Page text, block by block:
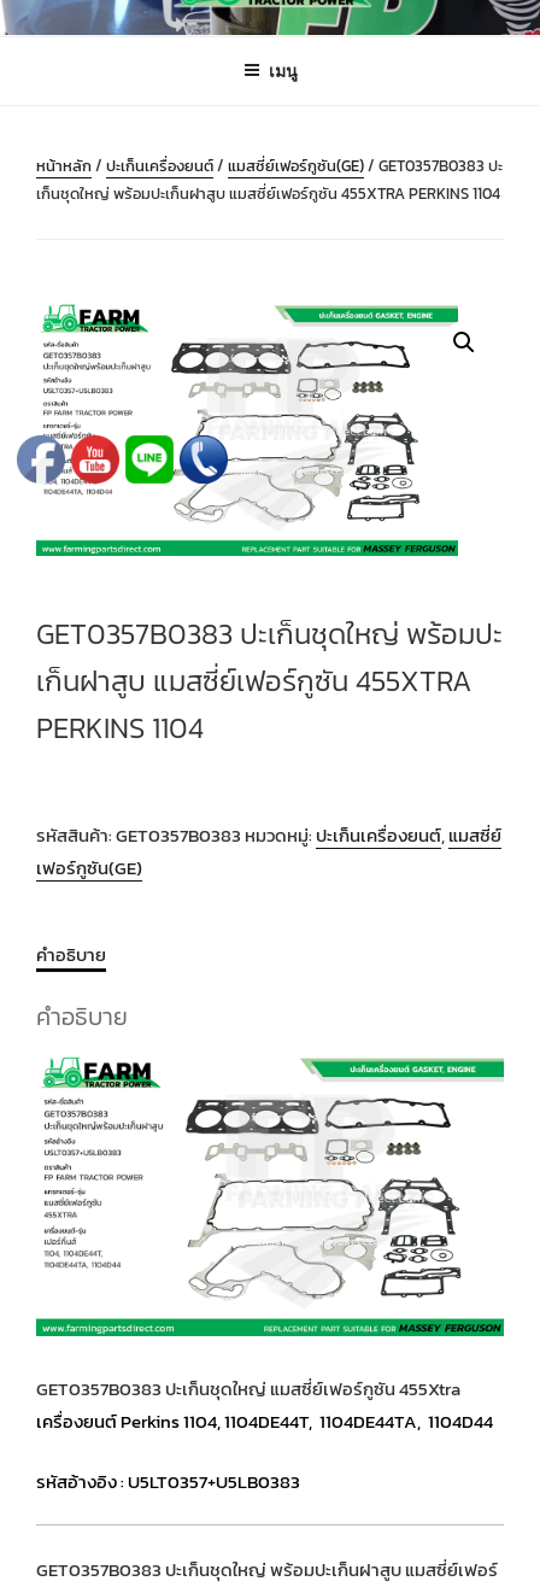
ข้ามFARMING PARTS DIRECT
ฟาร์มมิ่งพาร์ทไดเร็ค อะไหล่ รถไถ แทรกเตอร์ เครื่องมือจักรกลเกษตร จัดส่ง
เมนู
หน้าหลัก/ ปะเก็นเครื่องยนต์/ แมสซี่ย์เฟอร์กูซัน(GE)/ GET0357B0383 ปะ
เก็นชุดใหญ่ พร้อมปะเก็นฝาสูบ แมสซี่ย์เฟอร์กูซัน 455XTRA PERKINS 1104
GET0357B0383 ปะเก็นชุดใหญ่ พร้อมปะ
เก็นฝาสูบ แมสซี่ย์เฟอร์กูซัน 455XTRA
PERKINS 1104
รหัสสินค้า:GET0357B0383 หมวดหมู่: ปะเก็นเครื่องยนต์,แมสซี่ย์
เฟอร์กูซัน(GE)
คำอธิบาย
คำอธิบาย
GET0357B0383 ปะเก็นชุดใหญ่ แมสซี่ย์เฟอร์กูซัน 455Xtra
เครื่องยนต์ Perkins 1104, 1104DE44T, 1104DE44TA, 1104D44
รหัสอ้างอิง : U5LT0357+U5LB0383
GET0357B0383 ปะเก็นชุดใหญ่ พร้อมปะเก็นฝาสูบ แมสซี่ย์เฟอร์